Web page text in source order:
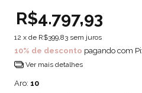
R$4.797,93
12 x de R$399,83 sem juros
10% de desconto pagando com
Ver mais detalhes
Aro: 10